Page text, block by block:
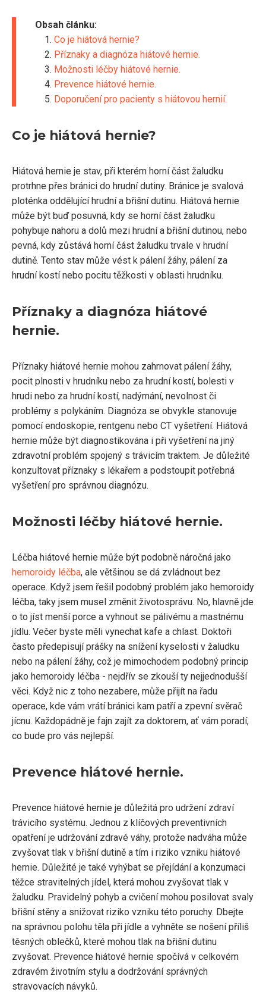
Obsah článku:
Co je hiátová hernie?
Příznaky a diagnóza hiátové hernie.
Možnosti léčby hiátové hernie.
Prevence hiátové hernie.
Doporučení pro pacienty s hiátovou hernií.
Co je hiátová hernie?
Hiátová hernie je stav, při kterém horní část žaludku
protrhne přes bránici do hrudní dutiny. Bránice je svalová
ploténka oddělující hrudní a břišní dutinu. Hiátová hernie
může být buď posuvná, kdy se horní část žaludku
pohybuje nahoru a dolů mezi hrudní a břišní dutinou, nebo
pevná, kdy zůstává horní část žaludku trvale v hrudní
dutině. Tento stav může vést k pálení žáhy, pálení za
hrudní kostí nebo pocitu těžkosti v oblasti hrudníku.
Příznaky a diagnóza hiátové
hernie.
Příznaky hiátové hernie mohou zahrnovat pálení žáhy,
pocit plnosti v hrudníku nebo za hrudní kostí, bolesti v
hrudi nebo za hrudní kostí, nadýmání, nevolnost či
problémy s polykáním. Diagnóza se obvykle stanovuje
pomocí endoskopie, rentgenu nebo CT vyšetření. Hiátová
hernie může být diagnostikována i při vyšetření na jiný
zdravotní problém spojený s trávicím traktem. Je důležité
konzultovat příznaky s lékařem a podstoupit potřebná
vyšetření pro správnou diagnózu.
Možnosti léčby hiátové hernie.
Léčba hiátové hernie může být podobně náročná jako
hemoroidy léčba, ale většinou se dá zvládnout bez
operace. Když jsem řešil podobný problém jako hemoroidy
léčba, taky jsem musel změnit životosprávu. No, hlavně jde
o to jíst menší porce a vyhnout se pálivému a mastnému
jídlu. Večer byste měli vynechat kafe a chlast. Doktoři
často předepisují prášky na snížení kyselosti v žaludku
nebo na pálení žáhy, což je mimochodem podobný princip
jako hemoroidy léčba - nejdřív se zkouší ty nejjednodušší
věci. Když nic z toho nezabere, může přijít na řadu
operace, kde vám vrátí bránici kam patří a zpevní svěrač
jícnu. Každopádně je fajn zajít za doktorem, ať vám poradí,
co bude pro vás nejlepší.
Prevence hiátové hernie.
Prevence hiátové hernie je důležitá pro udržení zdraví
trávicího systému. Jednou z klíčových preventivních
opatření je udržování zdravé váhy, protože nadváha může
zvyšovat tlak v břišní dutině a tím i riziko vzniku hiátové
hernie. Důležité je také vyhýbat se přejídání a konzumaci
těžce stravitelných jídel, která mohou zvyšovat tlak v
žaludku. Pravidelný pohyb a cvičení mohou posilovat svaly
břišní stěny a snižovat riziko vzniku této poruchy. Dbejte
na správnou polohu těla při jídle a vyhněte se nošení příliš
těsných oblečků, které mohou tlak na břišní dutinu
zvyšovat. Prevence hiátové hernie spočívá v celkovém
zdravém životním stylu a dodržování správných
stravovacích návyků.